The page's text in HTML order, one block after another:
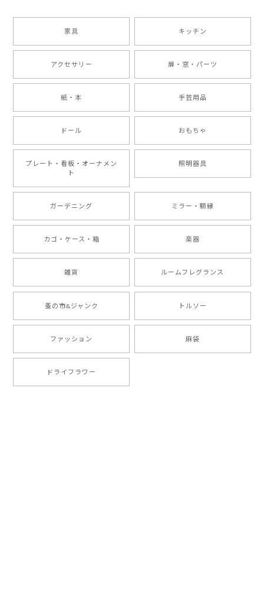
家具 キッチン
アクセサリー 扉・窓・パーツ
紙・本 手芸用品
ドール おもちゃ
プレート・看板・オーナメン
ト
照明器具
ガーデニング ミラー・額縁
カゴ・ケース・箱 楽器
雑貨 ルームフレグランス
蚤の市&ジャンク トルソー
ファッション 麻袋
ドライフラワー